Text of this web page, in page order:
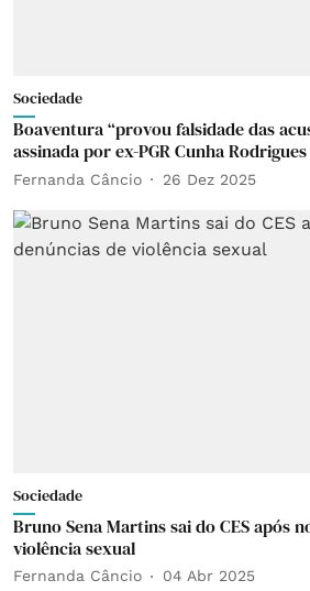
Sociedade
Boaventura “provou falsidade das
assinada por ex-PGR Cunha Rodrigues
Fernanda Câncio 26 Dez 2025
Sociedade
Bruno Sena Martins sai do CES após
violência sexual
Fernanda Câncio 04 Abr 2025